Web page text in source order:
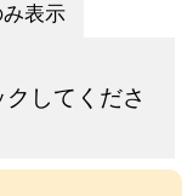
表示
してくださ